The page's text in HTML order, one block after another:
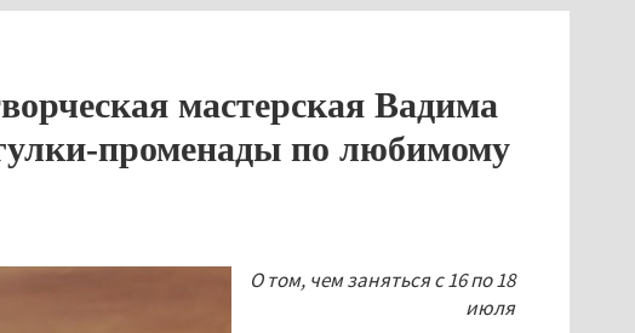
мастерская Вадима
променады по любимому
О том, чем заняться с 16 по 18
июля